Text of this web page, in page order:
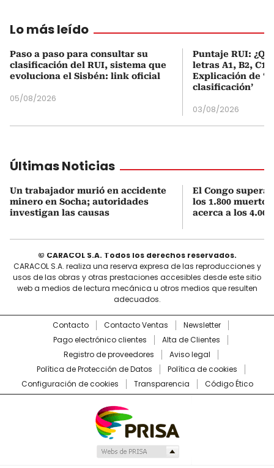
Lo más leído
Paso a paso para consultar su
clasificación del RUI, sistema que
evoluciona el Sisbén: link oficial
05/08/2026
Puntaje RUI:
letras A1, B2, C1
Explicación de
clasificación’
03/08/2026
Últimas Noticias
Un trabajador murió en accidente
minero en Socha; autoridades
investigan las causas
El Congo supera
los 1.800
acerca a los
© CARACOL S.A. Todos los derechos reservados.
CARACOL S.A. realiza una reserva expresa de las reproducciones y
usos de las obras y otras prestaciones accesibles desde este sitio
web a medios de lectura mecánica u otros medios que resulten
adecuados.
Contacto Contacto Ventas
Newsletter
Pago electrónico clientes
Alta de Clientes
Registro de proveedores
Aviso legal
Política de Protección de Datos
Política de cookies
Configuración de cookies
Transparencia Código Ético